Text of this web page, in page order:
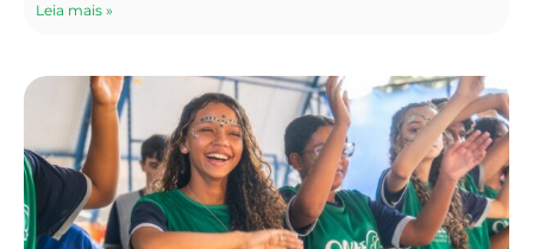
Leia mais »